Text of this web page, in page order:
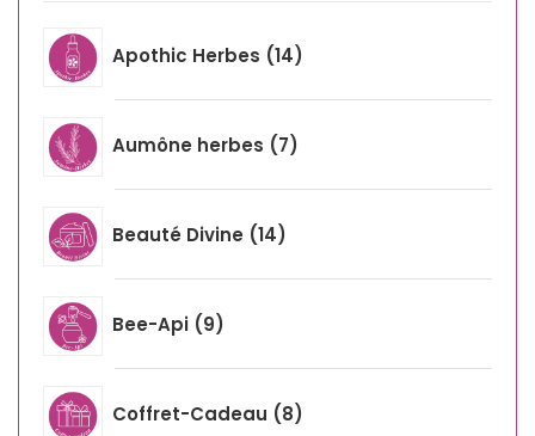
Apothic Herbes 14
Aumône herbes 7
Beauté Divine 14
Bee-Api 9
Coffret-Cadeau 8